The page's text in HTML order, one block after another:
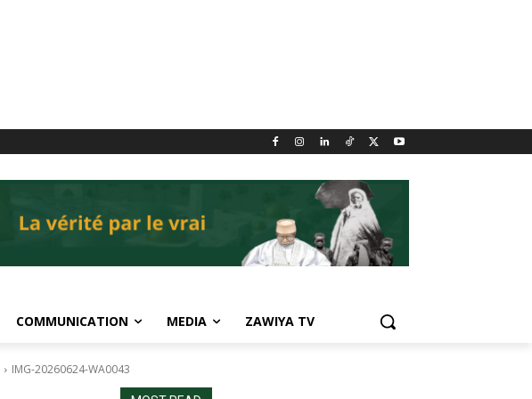
COMMUNICATION MEDIA ZAWIYA TV
IMG-20260624-WA0043